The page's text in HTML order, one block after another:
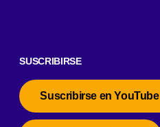
SUSCRIBIRSE
Suscribirse en YouTube